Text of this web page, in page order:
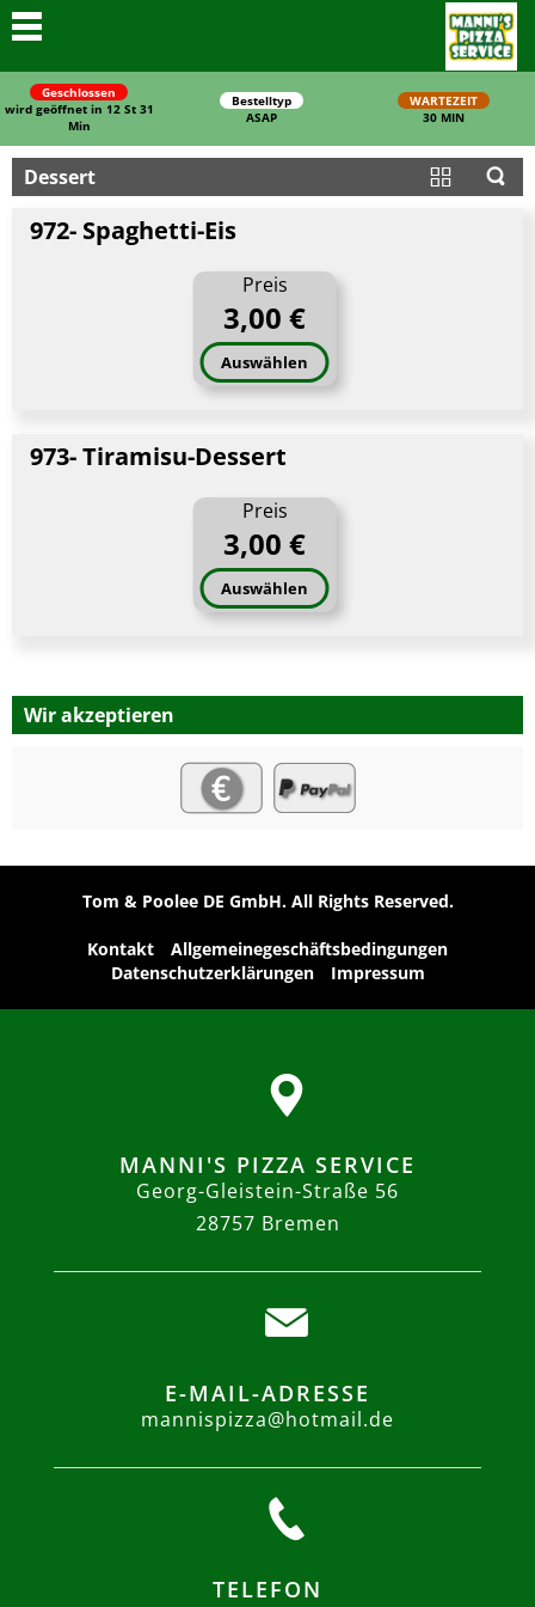
Geschlossen
wird geöffnet in 12 St 31
Min
Bestelltyp
ASAP
WARTEZEIT
30 MIN
Dessert
972- Spaghetti-Eis
Preis
3,00 €
Auswählen
973- Tiramisu-Dessert
Preis
3,00 €
Auswählen
Wir akzeptieren
Tom & Poolee DE GmbH. All Rights Reserved.
Kontakt
Allgemeinegeschäftsbedingungen
Datenschutzerklärungen
Impressum
MANNI'S PIZZA SERVICE
Georg-Gleistein-Straße 56
28757 Bremen
E-MAIL-ADRESSE
mannispizza@hotmail.de
TELEFON